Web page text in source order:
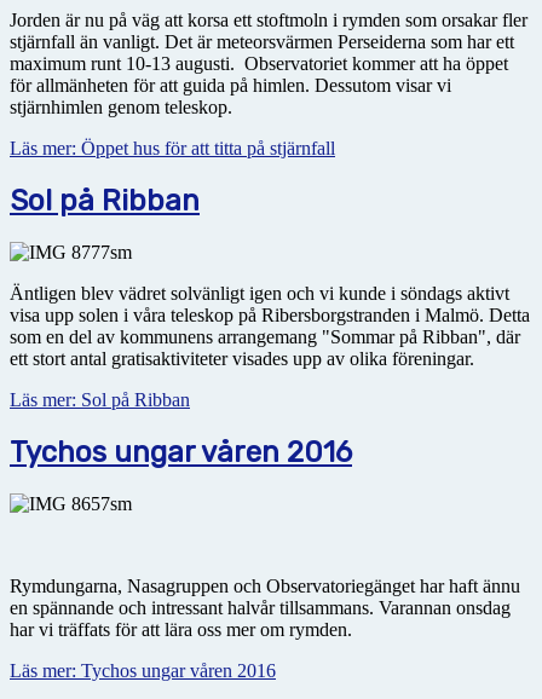
Jorden är nu på väg att korsa ett stoftmoln i rymden som orsakar fler
stjärnfall än vanligt. Det är meteorsvärmen Perseiderna som har ett
maximum runt 10-13 augusti. Observatoriet kommer att ha öppet
för allmänheten för att guida på himlen. Dessutom visar vi
stjärnhimlen genom teleskop.
Läs mer: Öppet hus för att titta på stjärnfall
Sol på Ribban
Äntligen blev vädret solvänligt igen och vi kunde i söndags aktivt
visa upp solen i våra teleskop på Ribersborgstranden i Malmö. Detta
som en del av kommunens arrangemang "Sommar på Ribban", där
ett stort antal gratisaktiviteter visades upp av olika föreningar.
Läs mer: Sol på Ribban
Tychos ungar våren 2016
Rymdungarna, Nasagruppen och Observatoriegänget har haft ännu
en spännande och intressant halvår tillsammans. Varannan onsdag
har vi träffats för att lära oss mer om rymden.
Läs mer: Tychos ungar våren 2016